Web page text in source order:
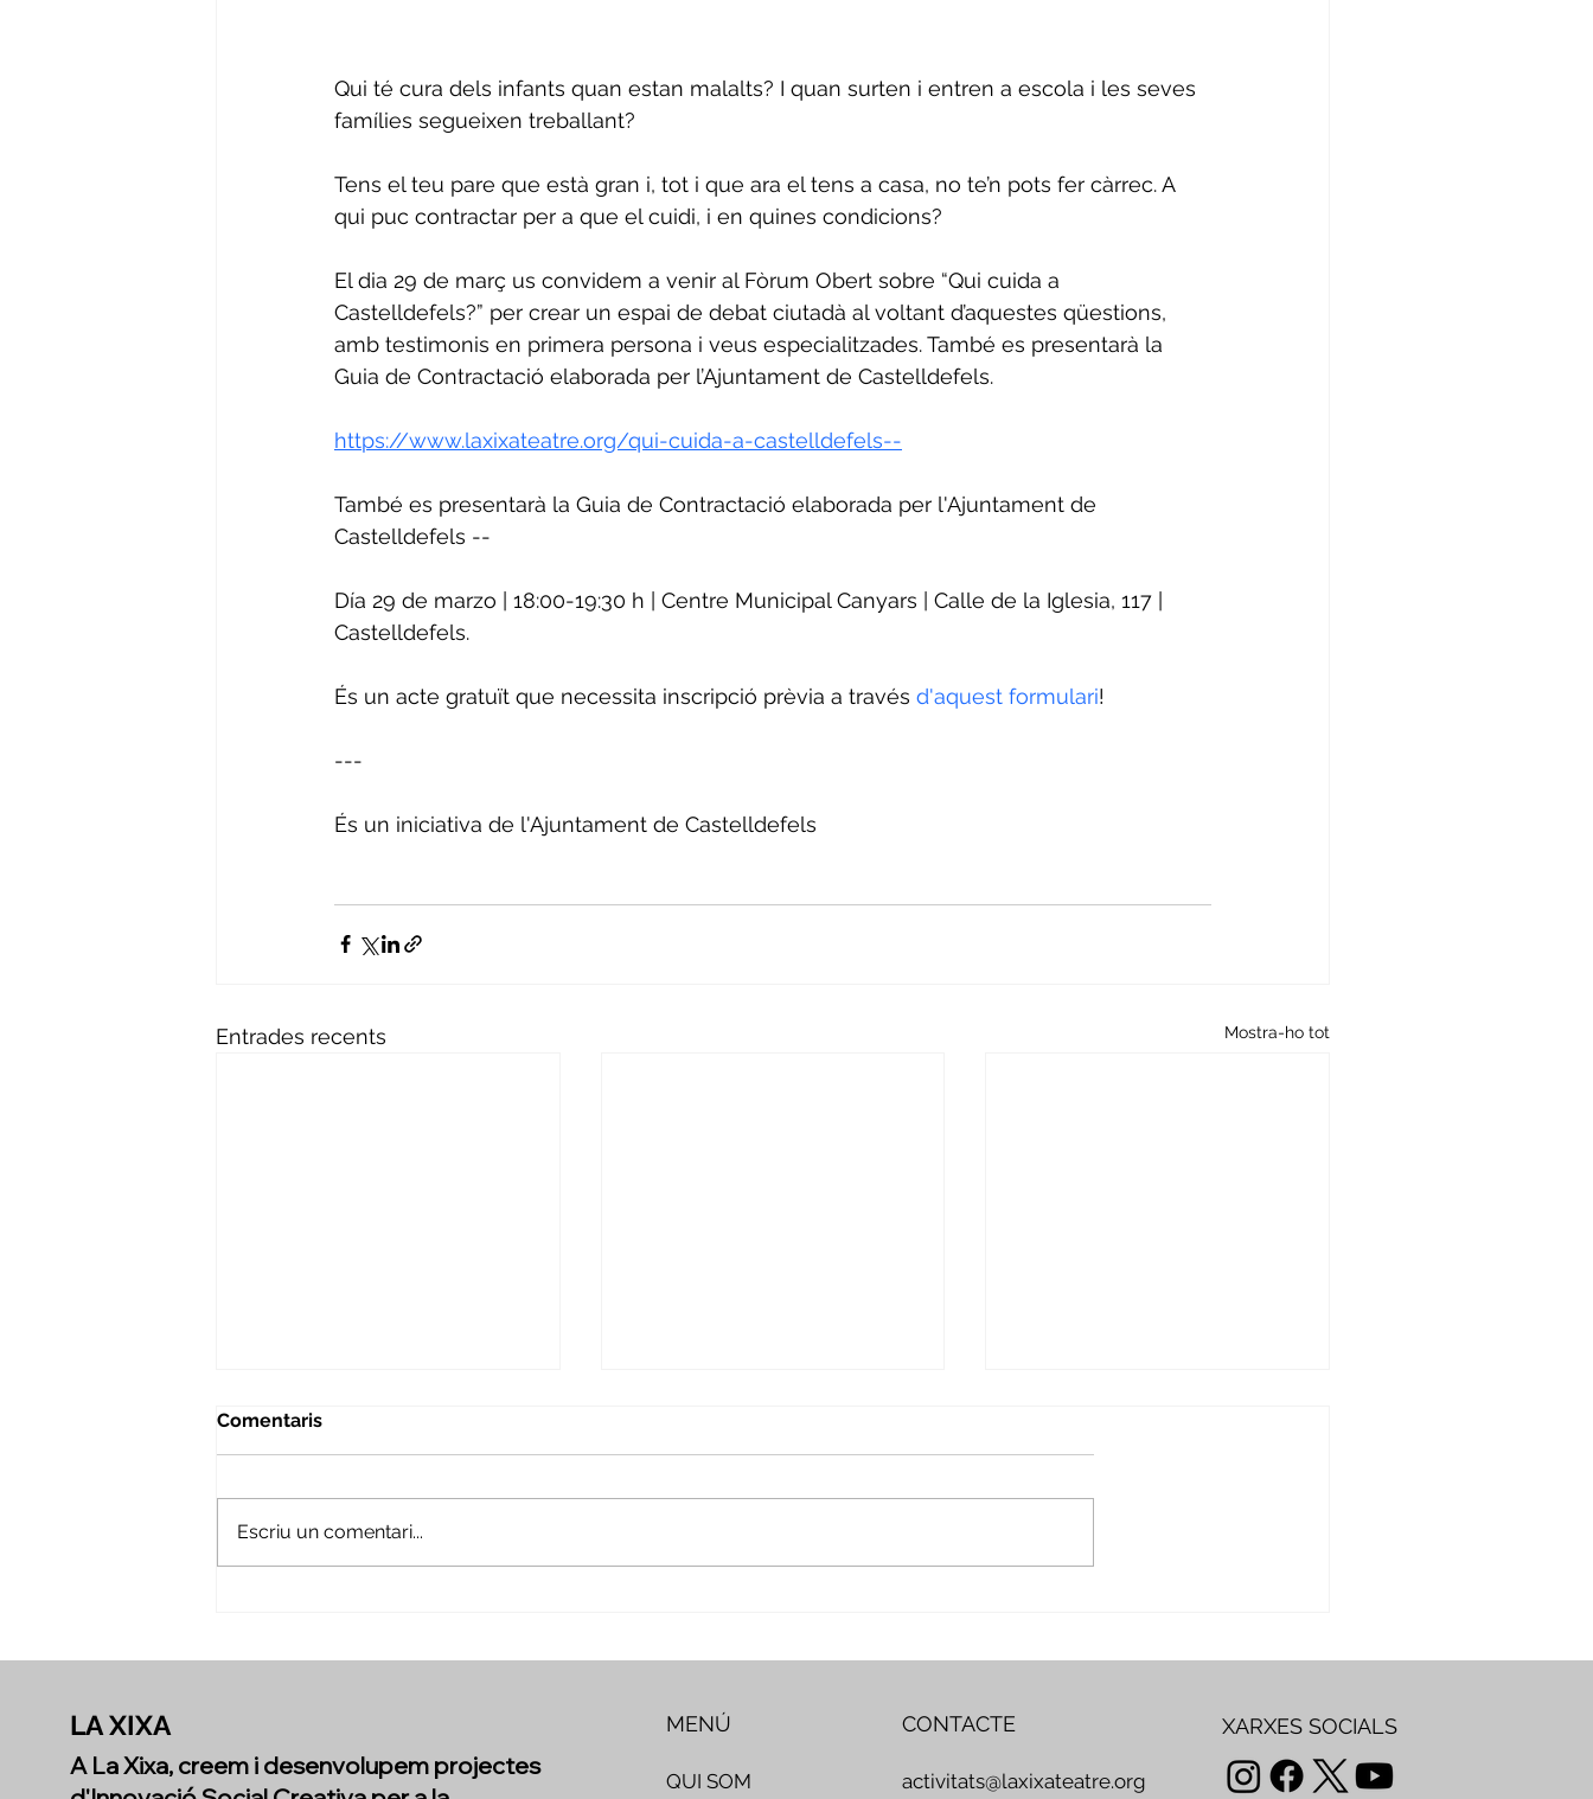
Qui té cura dels infants quan estan malalts? I quan surten i entren a escola i les seves
famílies segueixen treballant?
Tens el teu pare que està gran i, tot i que ara el tens a casa, no te’n pots fer càrrec. A
qui puc contractar per a que el cuidi, i en quines condicions?
El dia 29 de març us convidem a venir al Fòrum Obert sobre “Qui cuida a
Castelldefels?” per crear un espai de debat ciutadà al voltant d’aquestes qüestions,
amb testimonis en primera persona i veus especialitzades. També es presentarà la
Guia de Contractació elaborada per l’Ajuntament de Castelldefels.
https://www.laxixateatre.org/qui-cuida-a-castelldefels--
També es presentarà la Guia de Contractació elaborada per l'Ajuntament de
Castelldefels --
Día 29 de marzo | 18:00-19:30 h | Centre Municipal Canyars | Calle de la Iglesia, 117 |
Castelldefels.
És un acte gratuït que necessita inscripció prèvia a través d'aquest formulari!
---
És un iniciativa de l'Ajuntament de Castelldefels
Entrades recents Mostra-ho tot
Comentaris
Escriu un comentari...
LA XIXA
A La Xixa, creem i desenvolupem projectes
QUI SOM
MENÚ CONTACTE
activitats@laxixateatre.org
XARXES SOCIALS